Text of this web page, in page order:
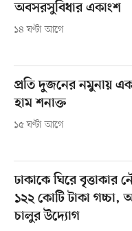
অবসরসুবিধার একাংশ
১৪ ঘণ্টা আগে
প্রতি দুজনের নমুনায়
হাম শনাক্ত
১৫ ঘণ্টা আগে
ঢাকাকে ঘিরে বৃত্তাকার
১২২ কোটি টাকা গচ্চা,
চালুর উদ্যোগ